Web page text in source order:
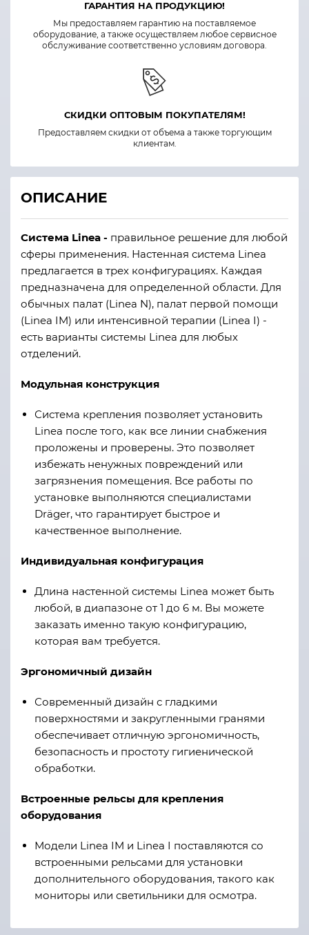
ГАРАНТИЯ НА ПРОДУКЦИЮ!
Мы предоставляем гарантию на поставляемое
оборудование, а также осуществляем любое сервисное
обслуживание соответственно условиям договора.
СКИДКИ ОПТОВЫМ ПОКУПАТЕЛЯМ!
Предоставляем скидки от объема а также торгующим
клиентам.
ОПИСАНИЕ
Система Linea - правильное решение для любой
сферы применения. Настенная система Linea
предлагается в трех конфигурациях. Каждая
предназначена для определенной области. Для
обычных палат (Linea N), палат первой помощи
(Linea IM) или интенсивной терапии (Linea I) -
есть варианты системы Linea для любых
отделений.
Модульная конструкция
Система крепления позволяет установить
Linea после того, как все линии снабжения
проложены и проверены. Это позволяет
избежать ненужных повреждений или
загрязнения помещения. Все работы по
установке выполняются специалистами
Dräger, что гарантирует быстрое и
качественное выполнение.
Индивидуальная конфигурация
Длина настенной системы Linea может быть
любой, в диапазоне от 1 до 6 м. Вы можете
заказать именно такую конфигурацию,
которая вам требуется.
Эргономичный дизайн
Современный дизайн с гладкими
поверхностями и закругленными гранями
обеспечивает отличную эргономичность,
безопасность и простоту гигиенической
обработки.
Встроенные рельсы для крепления
оборудования
Модели Linea IM и Linea I поставляются со
встроенными рельсами для установки
дополнительного оборудования, такого как
мониторы или светильники для осмотра.